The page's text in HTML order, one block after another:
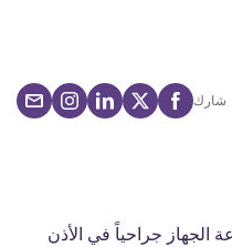
شارك
الجهاز جراحياً في الأذن